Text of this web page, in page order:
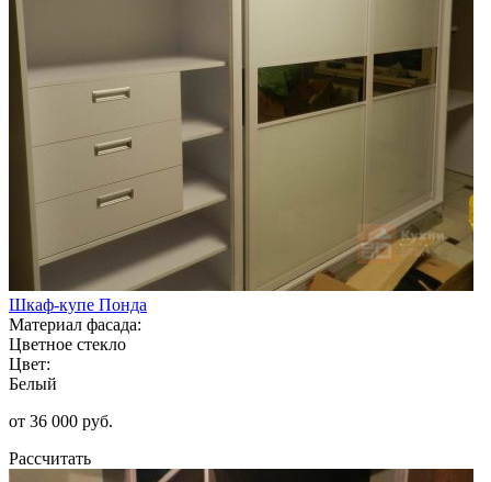
Шкаф-купе Понда
Материал фасада:
Цветное стекло
Цвет:
Белый
от 36 000 руб.
Рассчитать